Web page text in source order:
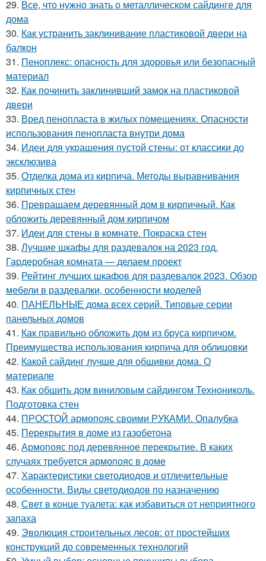
29. Все, что нужно знать о металлическом сайдинге для
дома
30. Как устранить заклинивание пластиковой двери на
балкон
31. Пеноплекс: опасность для здоровья или безопасный
материал
32. Как починить заклинивший замок на пластиковой
двери
33. Вред пенопласта в жилых помещениях. Опасности
использования пенопласта внутри дома
34. Идеи для украшения пустой стены: от классики до
эксклюзива
35. Отделка дома из кирпича. Методы выравнивания
кирпичных стен
36. Превращаем деревянный дом в кирпичный. Как
обложить деревянный дом кирпичом
37. Идеи для стены в комнате. Покраска стен
38. Лучшие шкафы для раздевалок на 2023 год.
Гардеробная комната — делаем проект
39. Рейтинг лучших шкафов для раздевалок 2023. Обзор
мебели в раздевалки, особенности моделей
40. ПАНЕЛЬНЫЕ дома всех серий. Типовые серии
панельных домов
41. Как правильно обложить дом из бруса кирпичом.
Преимущества использования кирпича для облицовки
42. Какой сайдинг лучше для обшивки дома. О
материале
43. Как обшить дом виниловым сайдингом Технониколь.
Подготовка стен
44. ПРОСТОЙ армопояс своими РУКАМИ. Опалубка
45. Перекрытия в доме из газобетона
46. Армопояс под деревянное перекрытие. В каких
случаях требуется армопояс в доме
47. Характеристики светодиодов и отличительные
особенности. Виды светодиодов по назначению
48. Свет в конце туалета: как избавиться от неприятного
запаха
49. Эволюция строительных лесов: от простейших
конструкций до современных технологий